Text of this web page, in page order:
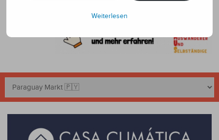
Weiterlesen